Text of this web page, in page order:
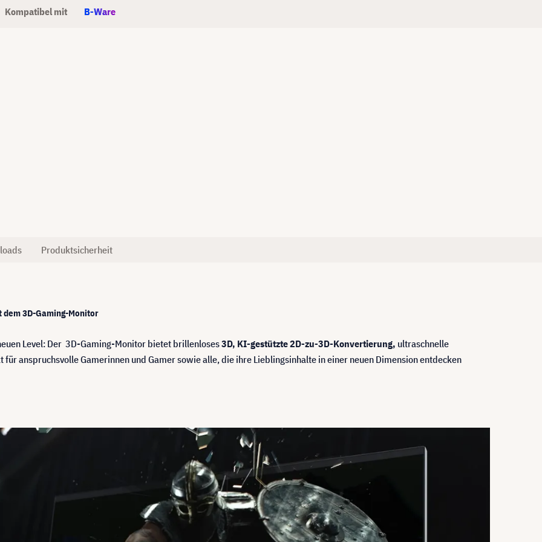
Kompatibel mit B-Ware
Produktsicherheit
dem 3D-Gaming-Monitor
Level: Der 3D-Gaming-Monitor bietet brillenloses3D, KI-gestützte 2D-zu-3D-Konvertierung, ultraschnelle
anspruchsvolle Gamerinnen und Gamer sowie alle, die ihre Lieblingsinhalte in einer neuen Dimension entdecken